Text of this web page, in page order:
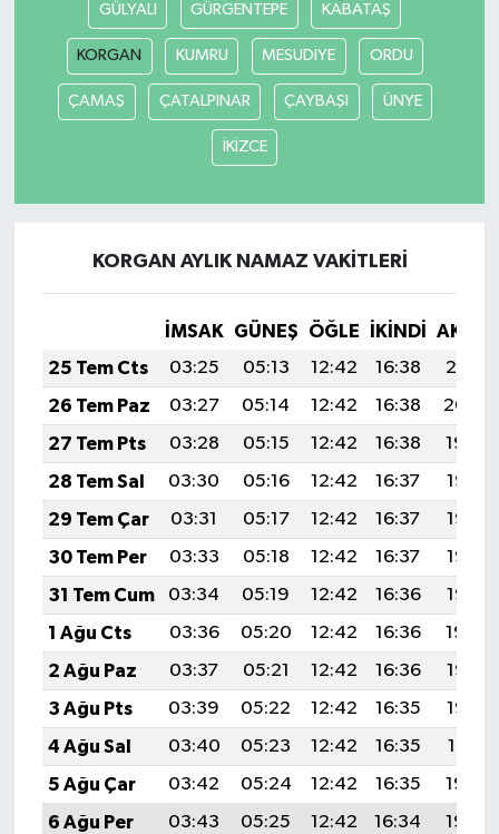
GÜLYALI GÜRGENTEPE KABATAŞ
KORGAN KUMRU MESUDİYE ORDU
ÇAMAŞ ÇATALPINAR ÇAYBAŞI ÜNYE
İKİZCE
KORGAN AYLIK NAMAZ VAKITLERI
İMSAK GÜNEŞ ÖĞLE İKINDI
25 Tem Cts
03:25 05:13 12:42 16:38
20:01
26 Tem Paz
03:27 05:14 12:42 16:38
20:00
27 Tem Pts
03:28 05:15 12:42 16:38
19:59
28 Tem Sal
03:30 05:16 12:42 16:37
19:58
29 Tem Çar
03:31 05:17 12:42 16:37
19:57
30 Tem Per
03:33 05:18 12:42 16:37
19:56
31 Tem Cum
03:34 05:19 12:42 16:36
19:55
1 Ağu Cts
03:36 05:20 12:42 16:36
19:54
2 Ağu Paz
03:37 05:21 12:42 16:36
19:53
3 Ağu Pts
03:39 05:22 12:42 16:35
19:52
4 Ağu Sal
03:40 05:23 12:42 16:35
19:51
5 Ağu Çar
03:42 05:24 12:42 16:35
19:50
6 Ağu Per
03:43 05:25 12:42 16:34
19:49